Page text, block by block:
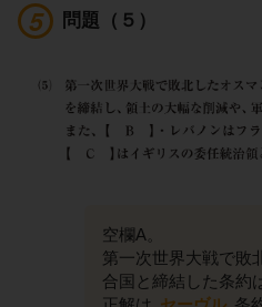
問題（５）
空欄A。
第一次世界大戦で敗
合国と締結した条約